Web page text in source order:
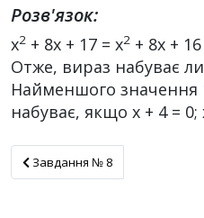
Розв'язок:
x2 + 8x + 17 = x2 + 8х +
Отже, вираз набуває
Найменшого значення
набуває, якщо х + 4 = 0;
Завдання № 8
Завдання № 8